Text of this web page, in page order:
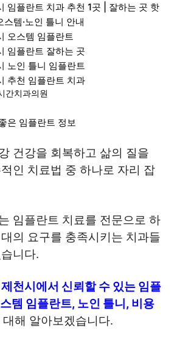
임플란트 치과 추천 1곳 | 잘하는 곳 핫
스템·노인 틀니 안내
오스템 임플란트
임플란트 잘하는 곳
노인 틀니 임플란트
추천 임플란트 치과
간치과의원
은 임플란트 정보
건강을 회복하고 삶의 질을
인 치료법 중 하나로 자리 잡
임플란트 치료를 전문으로 하
의 요구를 충족시키는 치과들
니다.
제천시에서 신뢰할 수 있는 임플
템 임플란트, 노인 틀니, 비용
대해 알아보겠습니다.